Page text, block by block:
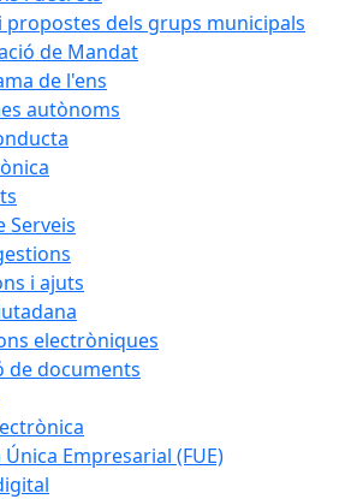
propostes dels grups municipals
de Mandat
de l'ens
autònoms
Serveis
i ajuts
electròniques
de documents
Empresarial (FUE)